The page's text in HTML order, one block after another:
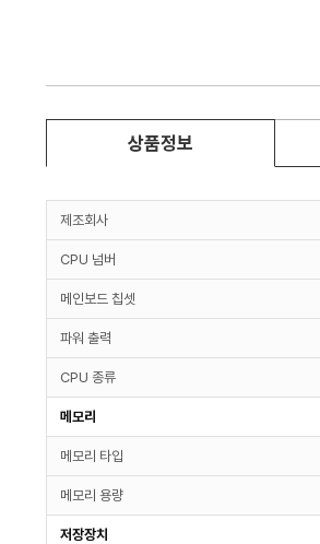
상품정보
제조회사
CPU 넘버
메인보드 칩셋
파워 출력
CPU 종류
메모리
메모리 타입
메모리 용량
저장장치